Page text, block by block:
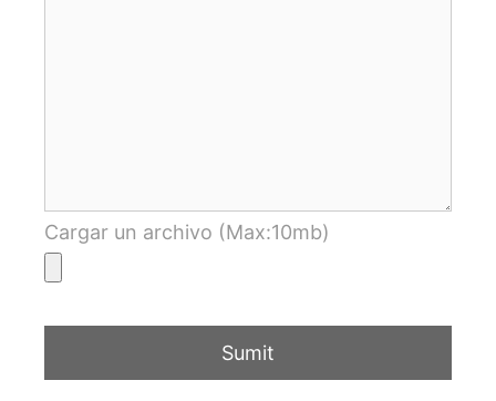
Cargar un archivo (Max:10mb)